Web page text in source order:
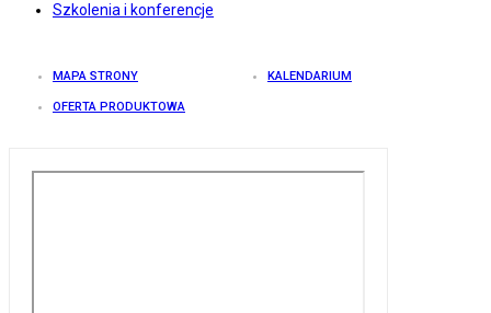
Szkolenia i konferencje
MAPA STRONY KALENDARIUM
OFERTA PRODUKTOWA